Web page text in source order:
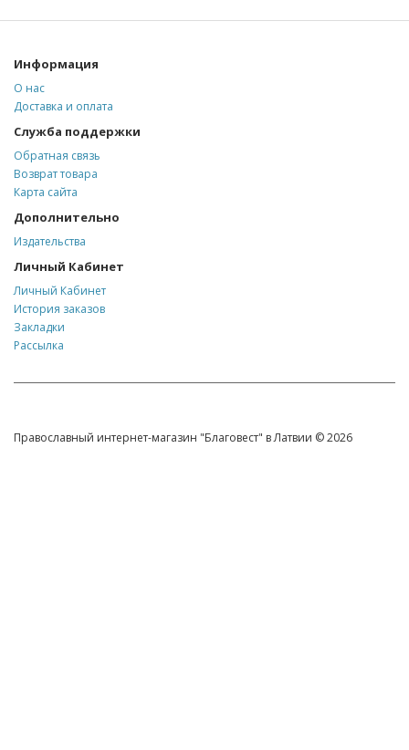
Информация
О нас
Доставка и оплата
Служба поддержки
Обратная связь
Возврат товара
Карта сайта
Дополнительно
Издательства
Личный Кабинет
Личный Кабинет
История заказов
Закладки
Рассылка
Православный интернет-магазин "Благовест" в Латвии © 2026